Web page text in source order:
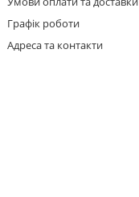
Графік роботи
Адреса та контакти